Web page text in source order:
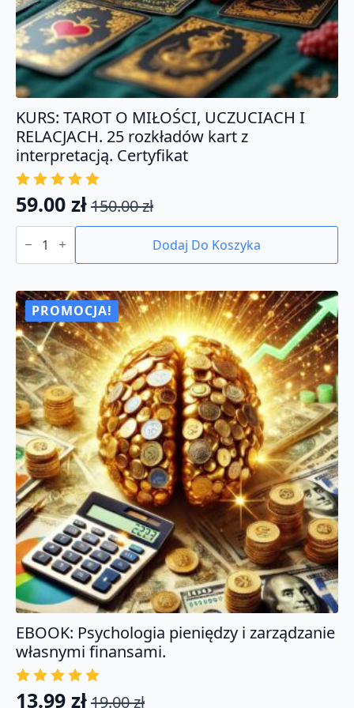
KURS: TAROT O MIŁOŚCI, UCZUCIACH I
RELACJACH. 25 rozkładów kart z
interpretacją. Certyfikat
150.00zł
Pierwotna
cena
wynosiła:
150.00 zł.
59.00 zł
Aktualna
cena
wynosi:
59.00 zł.
ilość
KURS:
O
UCZUCIACH
I
RELACJACH.
25
rozkładów
kart
z
interpretacją.
Certyfikat
Dodaj Do Koszyka
PROMOCJA!
EBOOK: Psychologia pieniędzy i zarządzanie
własnymi finansami.
19.00zł
13.99 zł